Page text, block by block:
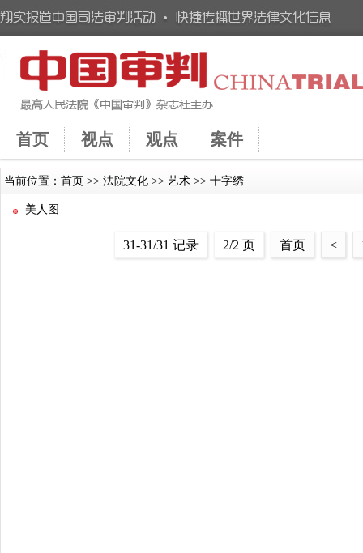
首页 视点 观点 案件
当前位置： 首页 >> 法院文化 >> 艺术 >> 十字绣
美人图
31-31/31 记录 2/2 页 首页 <